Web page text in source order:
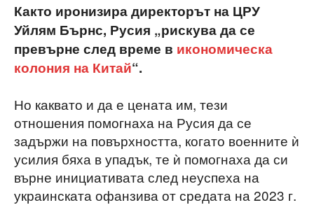
Както иронизира директорът на ЦРУ
Уйлям Бърнс, Русия „рискува да се
превърне след време в икономическа
колония на Китай“.
Но каквато и да е цената им, тези
отношения помогнаха на Русия да се
задържи на повърхността, когато военните ѝ
усилия бяха в упадък, те ѝ помогнаха да си
върне инициативата след неуспеха на
украинската офанзива от средата на 2023 г.